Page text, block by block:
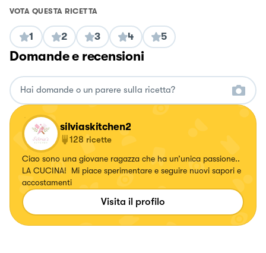
VOTA QUESTA RICETTA
1 2 3 4 5
Domande e recensioni
silviaskitchen2
128 ricette
Ciao sono una giovane ragazza che ha un’unica passione..
LA CUCINA! Mi piace sperimentare e seguire nuovi sapori e
accostamenti
Visita il profilo